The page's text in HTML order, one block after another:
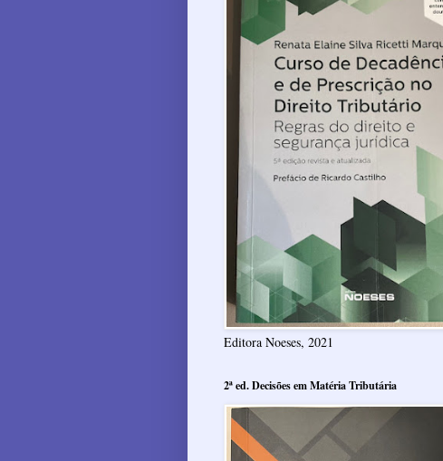
Editora Noeses, 2021
2ª ed. Decisões em Matéria Tributária